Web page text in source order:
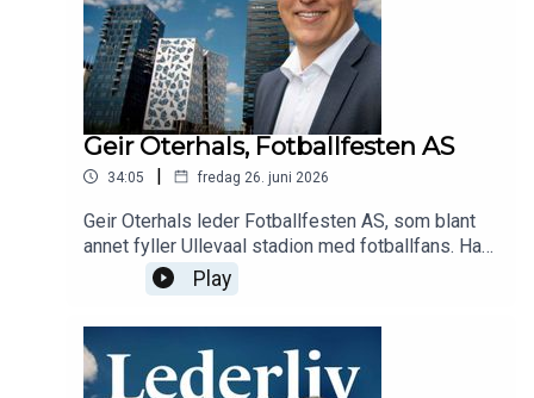
Geir Oterhals, Fotballfesten AS
34:05 | fredag 26. juni 2026
Geir Oterhals leder Fotballfesten AS, som blant
annet fyller Ullevaal stadion med fotballfans. Han
forteller om opplegget bak festen, verdien av
mangfold, sponsing etter «logoporno» og
Play